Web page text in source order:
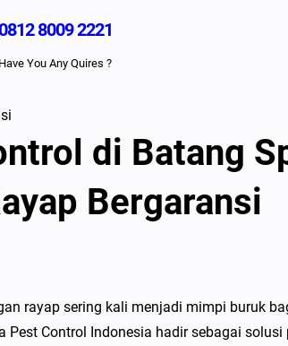
8009 2221
Have You Any Quires ?
di Batang
Bergaransi
rayap sering kali menjadi mimpi buruk
Pest Control Indonesia hadir sebagai